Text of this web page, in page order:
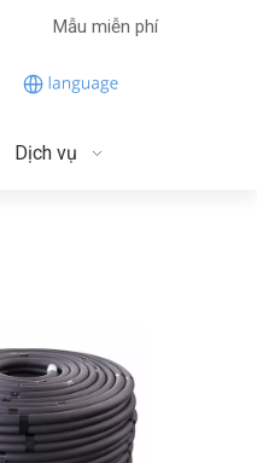
Mẫu miễn phí
Dịch vụ